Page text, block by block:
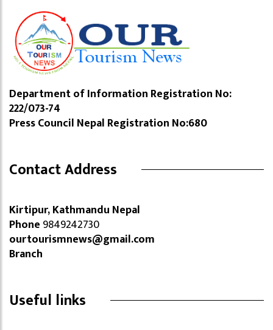
Department of Information Registration No:
222/073-74
Press Council Nepal Registration No:680
Contact Address
Kirtipur, Kathmandu Nepal
Phone 9849242730
ourtourismnews@gmail.com
Branch
Useful links